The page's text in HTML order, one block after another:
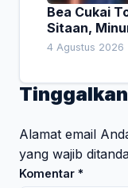
Bea Cukai
Sitaan,
Jadi Sorotan
4 Agustus 2026
Alamat email
yang wajib
Komentar *